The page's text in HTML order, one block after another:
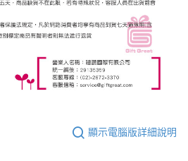
顯示電腦版詳細說明